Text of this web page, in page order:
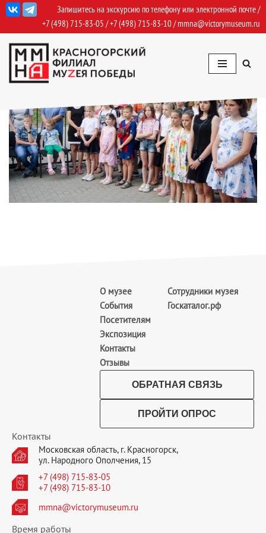
Перейти
к
содержимому
Запишитесь на экскурсию по телефону или электронной почте /
+7 (498) 715-83-05 /+7 (498) 715-83-10/mmna@victorymuseum.ru
О музее
События
Посетителям
Экспозиция
Контакты
Отзывы
Сотрудники музея
Госкаталог.рф
ОБРАТНАЯ СВЯЗЬ
ПРОЙТИ ОПРОС
Контакты
Московская область, г. Красногорск,
ул. Народного Ополчения, 15
+7 (498) 715-83-05
+7 (498) 715-83-10
mmna@victorymuseum.ru
Время работы